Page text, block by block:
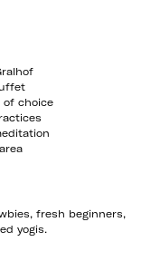
of choice
fresh beginners,
yogis.